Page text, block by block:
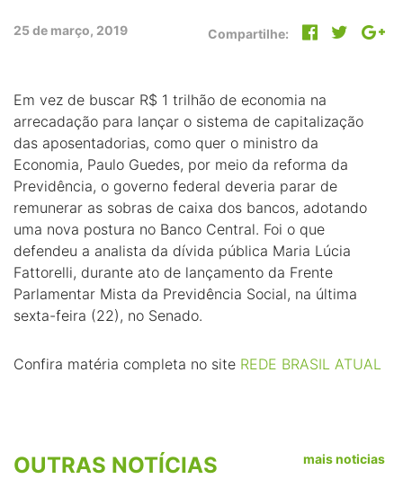
25 de março, 2019 Compartilhe:
Em vez de buscar R$ 1 trilhão de economia na
arrecadação para lançar o sistema de capitalização
das aposentadorias, como quer o ministro da
Economia, Paulo Guedes, por meio da reforma da
Previdência, o governo federal deveria parar de
remunerar as sobras de caixa dos bancos, adotando
uma nova postura no Banco Central. Foi o que
defendeu a analista da dívida pública Maria Lúcia
Fattorelli, durante ato de lançamento da Frente
Parlamentar Mista da Previdência Social, na última
sexta-feira (22), no Senado.
Confira matéria completa no site REDE BRASIL ATUAL
OUTRAS NOTÍCIAS mais noticias